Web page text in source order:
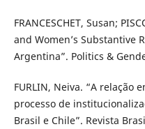
FRANCESCHET, Susan;
and Women’s Substantive
Argentina”. Politics &
FURLIN, Neiva. “A relação
processo de
Brasil e Chile”. Revista